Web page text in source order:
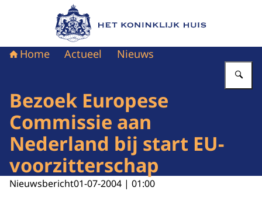
Naar de homepage van Het Koninklijk Huis
Home Actueel Nieuws
Bezoek Europese
Commissie aan
Nederland bij start EU-
voorzitterschap
Nieuwsbericht01-07-2004 | 01:00